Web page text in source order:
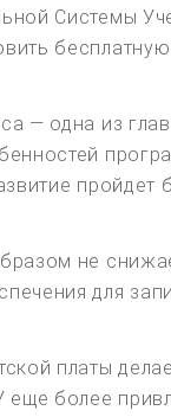
Системы
— одна из
пройдет
не
для
платы
еще более